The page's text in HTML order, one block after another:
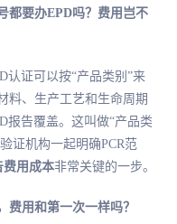
都要办EPD吗？费用岂不
认证可以按“产品类别”来
料、生产工艺和生命周期
报告覆盖。这叫做“产品类
证机构一起明确PCR范
费用成本非常关键的一步。
费用和第一次一样吗？